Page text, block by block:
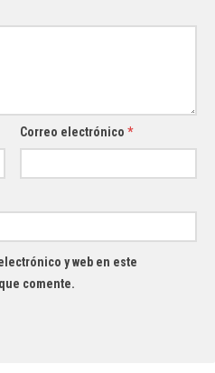
Correo electrónico*
y web en este
comente.